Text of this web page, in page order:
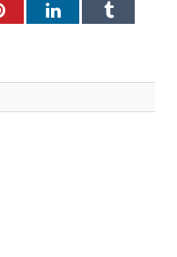
PinterestLinkedInTumblr